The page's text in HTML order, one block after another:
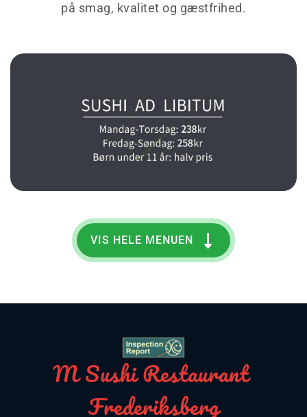
på smag, kvalitet og gæstfrihed.
VIS HELE MENUEN
M Sushi Restaurant
Frederiksberg